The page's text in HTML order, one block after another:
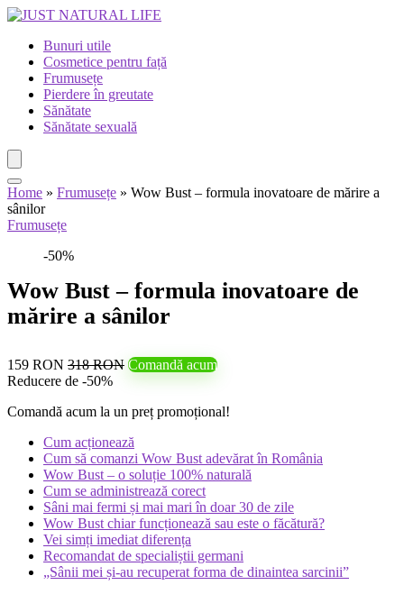
Bunuri utile
Cosmetice pentru față
Frumusețe
Pierdere în greutate
Sănătate
Sănătate sexuală
Home » Frumusețe » Wow Bust – formula inovatoare de mărire a
sânilor
Frumusețe
-50%
Wow Bust – formula inovatoare de
mărire a sânilor
159 RON 318 RON Comandă acum
Reducere de -50%
Comandă acum la un preț promoțional!
Cum acționează
Cum să comanzi Wow Bust adevărat în România
Wow Bust – o soluție 100% naturală
Cum se administrează corect
Sâni mai fermi și mai mari în doar 30 de zile
Wow Bust chiar funcționează sau este o făcătură?
Vei simți imediat diferența
Recomandat de specialiștii germani
„Sânii mei și-au recuperat forma de dinaintea sarcinii”